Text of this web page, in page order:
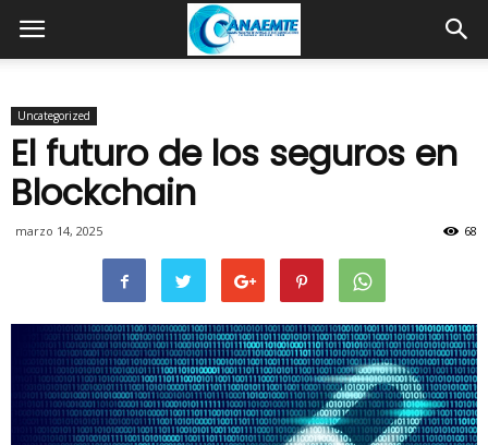
Uncategorized
El futuro de los seguros en
Blockchain
marzo 14, 2025 68